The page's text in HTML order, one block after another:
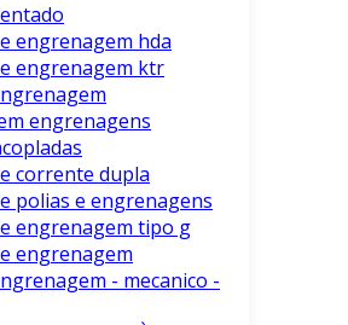
engrenagem hda
engrenagem ktr
engrenagens
corrente dupla
polias e engrenagens
engrenagem tipo g
engrenagem
- mecanico -